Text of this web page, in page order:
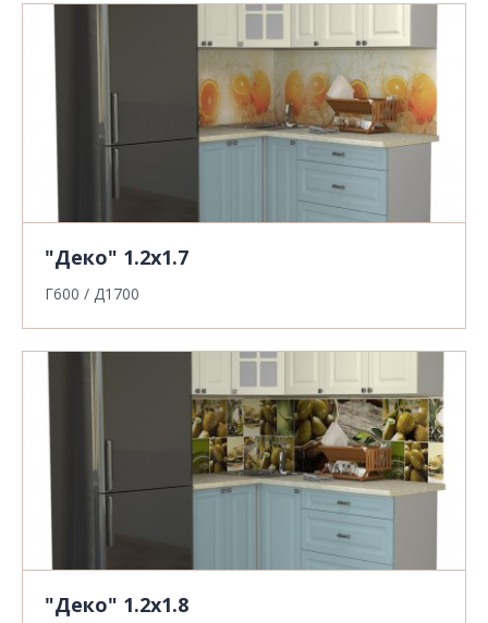
"Деко" 1.2х1.7
Г600 / Д1700
"Деко" 1.2х1.8